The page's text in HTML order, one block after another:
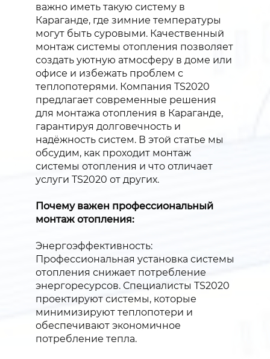
важно иметь такую систему в
Караганде, где зимние температуры
могут быть суровыми. Качественный
монтаж системы отопления позволяет
создать уютную атмосферу в доме или
офисе и избежать проблем с
теплопотерями. Компания TS2020
предлагает современные решения
для монтажа отопления в Караганде,
гарантируя долговечность и
надёжность систем. В этой статье мы
обсудим, как проходит монтаж
системы отопления и что отличает
услуги TS2020 от других.
Почему важен профессиональный
монтаж отопления:
Энергоэффективность:
Профессиональная установка системы
отопления снижает потребление
энергоресурсов. Специалисты TS2020
проектируют системы, которые
минимизируют теплопотери и
обеспечивают экономичное
потребление тепла.